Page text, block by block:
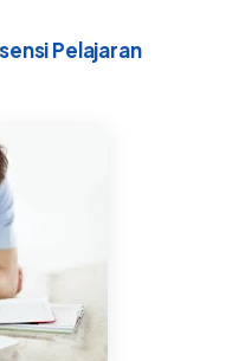
Pelajaran